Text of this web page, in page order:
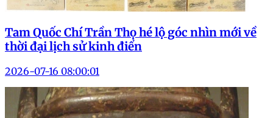
Tam Quốc Chí Trần Thọ hé lộ góc nhìn mới về
thời đại lịch sử kinh điển
2026-07-16 08:00:01